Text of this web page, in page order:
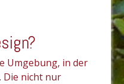
Umgebung, in der
Die nicht nur